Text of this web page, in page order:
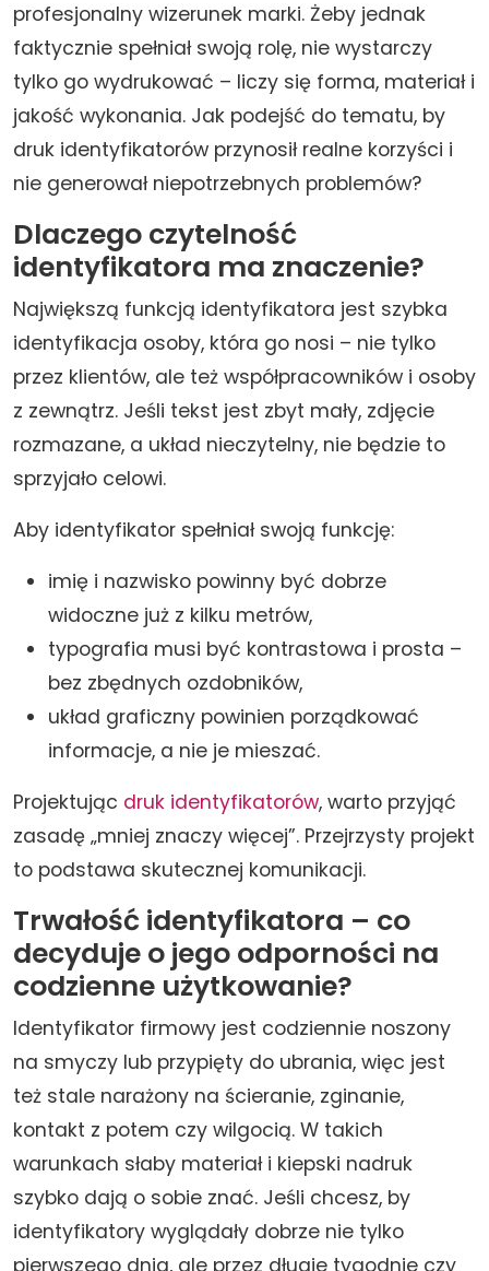
profesjonalny wizerunek marki. Żeby jednak
faktycznie spełniał swoją rolę, nie wystarczy
tylko go wydrukować – liczy się forma, materiał i
jakość wykonania. Jak podejść do tematu, by
druk identyfikatorów przynosił realne korzyści i
nie generował niepotrzebnych problemów?
Dlaczego czytelność
identyfikatora ma znaczenie?
Największą funkcją identyfikatora jest szybka
identyfikacja osoby, która go nosi – nie tylko
przez klientów, ale też współpracowników i osoby
z zewnątrz. Jeśli tekst jest zbyt mały, zdjęcie
rozmazane, a układ nieczytelny, nie będzie to
sprzyjało celowi.
Aby identyfikator spełniał swoją funkcję:
imię i nazwisko powinny być dobrze
widoczne już z kilku metrów,
typografia musi być kontrastowa i prosta –
bez zbędnych ozdobników,
układ graficzny powinien porządkować
informacje, a nie je mieszać.
Projektując druk identyfikatorów, warto przyjąć
zasadę „mniej znaczy więcej”. Przejrzysty projekt
to podstawa skutecznej komunikacji.
Trwałość identyfikatora – co
decyduje o jego odporności na
codzienne użytkowanie?
Identyfikator firmowy jest codziennie noszony
na smyczy lub przypięty do ubrania, więc jest
też stale narażony na ścieranie, zginanie,
kontakt z potem czy wilgocią. W takich
warunkach słaby materiał i kiepski nadruk
szybko dają o sobie znać. Jeśli chcesz, by
identyfikatory wyglądały dobrze nie tylko
pierwszego dnia, ale przez długie tygodnie czy